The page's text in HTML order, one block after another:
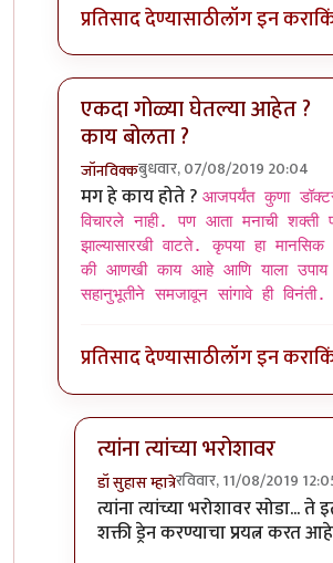
प्रतिसाद देण्यासाठीलॉग इन करा
एकदा गोळ्या घेतल्या आहेत ?
काय बोलता ?
जॉनविक्कबुधवार, 07/08/2019 20:04
In reply toशक्तिमान सिरियल
मग हे काय होते ? आजपर्यंत कुणा
विचारले नाही. पण आता मनाची शक्ती
झाल्यासारखी वाटते. कृपया हा
की आणखी काय आहे आणि याला
सहानुभूतीने समजावून सांगावे ही विनंती.
प्रतिसाद देण्यासाठीलॉग इन करा
त्यांना त्यांच्या भरोशावर
डॉ सुहास म्हात्रेरविवार, 11/08/2019
In reply toएकदा गोळ्या घेतल्या
त्यांना त्यांच्या भरोशावर सोडा... ते
शक्ती ड्रेन करण्याचा प्रयत्न करत